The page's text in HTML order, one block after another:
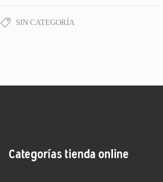
SIN CATEGORÍA
Categorías tienda online